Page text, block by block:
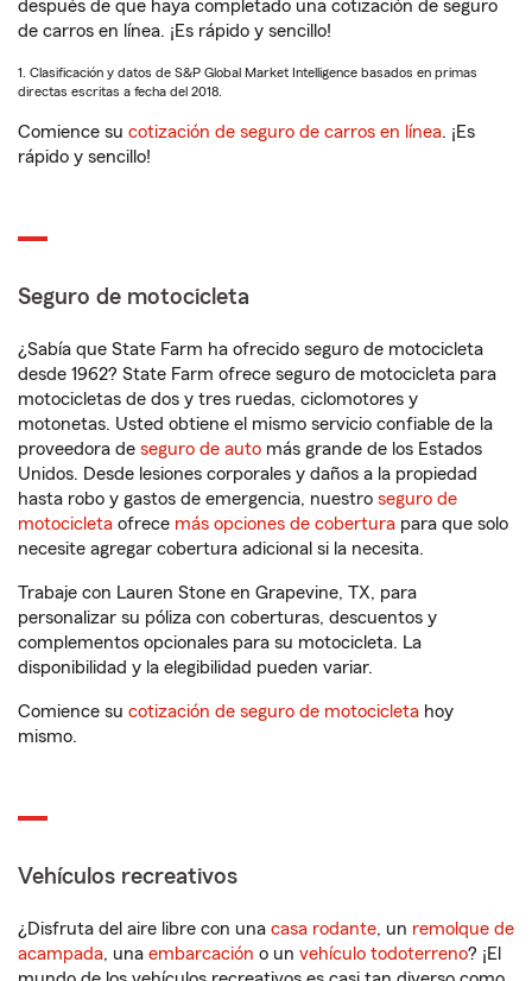
después de que haya completado una cotización de seguro
de carros en línea. ¡Es rápido y sencillo!
1. Clasificación y datos de S&P Global Market Intelligence basados en primas
directas escritas a fecha del 2018.
Comience su cotización de seguro de carros en línea. ¡Es
rápido y sencillo!
Seguro de motocicleta
¿Sabía que State Farm ha ofrecido seguro de motocicleta
desde 1962? State Farm ofrece seguro de motocicleta para
motocicletas de dos y tres ruedas, ciclomotores y
motonetas. Usted obtiene el mismo servicio confiable de la
proveedora de seguro de auto más grande de los Estados
Unidos. Desde lesiones corporales y daños a la propiedad
hasta robo y gastos de emergencia, nuestro seguro de
motocicleta ofrece más opciones de cobertura para que solo
necesite agregar cobertura adicional si la necesita.
Trabaje con Lauren Stone en Grapevine, TX, para
personalizar su póliza con coberturas, descuentos y
complementos opcionales para su motocicleta. La
disponibilidad y la elegibilidad pueden variar.
Comience su cotización de seguro de motocicleta hoy
mismo.
Vehículos recreativos
¿Disfruta del aire libre con una casa rodante, un remolque de
acampada, una embarcación o un vehículo todoterreno? ¡El